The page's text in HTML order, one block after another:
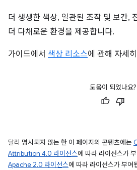
더 생생한 색상, 일관된 조작 및 보간,
더 다채로운 환경을 제공합니다.
가이드에서 색상 리소스에 관해 자세
도움이 되었나요?
달리 명시되지 않는 한 이 페이지의 콘텐츠에는
Attribution 4.0 라이선스에 따라 라이선스가
Apache 2.0 라이선스에 따라 라이선스가 부여